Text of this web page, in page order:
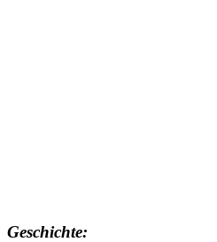
Geschichte: